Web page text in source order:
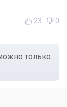
23 0
только